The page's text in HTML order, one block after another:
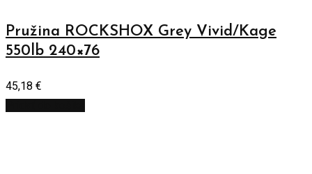
Pružina ROCKSHOX Grey Vivid/Kage
550lb 240×76
45,18 €